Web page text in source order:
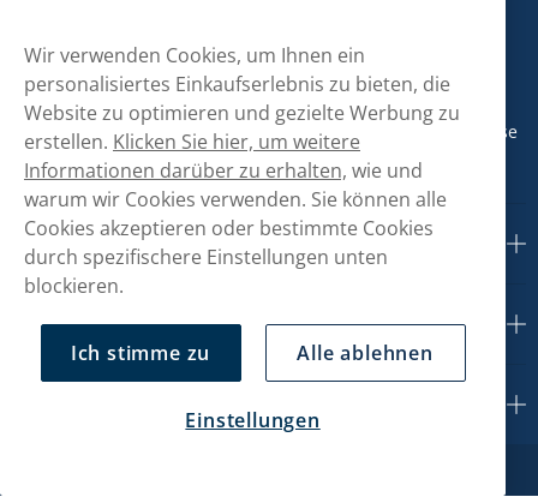
hallo@snusmarkt.ch
+410800561053
Mo/Di: 08:30-17 Uhr (Pause 12-13) Mi/Do: 10:30-19 Uhr (Pause
14-15) Fr: 09-17 Uhr (Pause 12-13)
Kundendienst
Mein Konto
Wir verwenden Cookies, um Ihnen ein
personalisiertes Einkaufserlebnis zu bieten, die
Website zu optimieren und gezielte Werbung zu
erstellen. Klicken Sie hier, um weitere
Informationen darüber zu erhalten, wie und
warum wir Cookies verwenden. Sie können alle
Cookies akzeptieren oder bestimmte Cookies
durch spezifischere Einstellungen unten
blockieren.
Ich stimme zu Alle ablehnen
Einstellungen